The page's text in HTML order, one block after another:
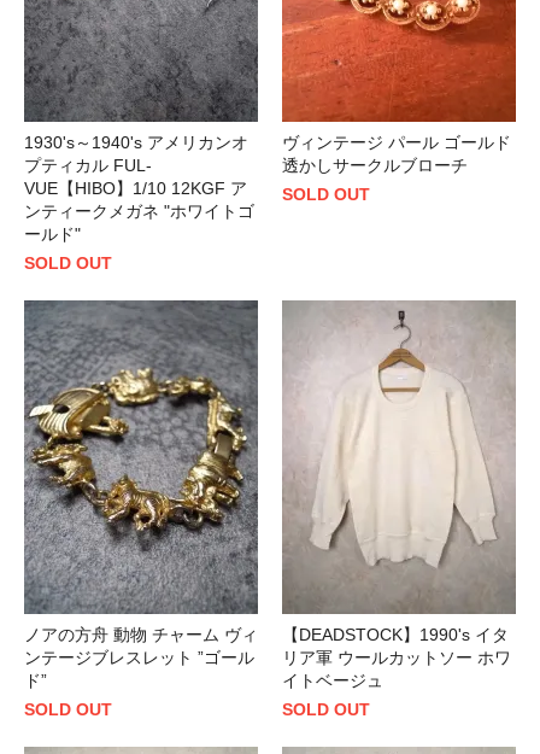
1930's～1940's アメリカンオ
プティカル FUL-
VUE【HIBO】1/10 12KGF ア
ンティークメガネ "ホワイトゴ
ールド"
SOLD OUT
ヴィンテージ パール ゴールド
透かしサークルブローチ
SOLD OUT
ノアの方舟 動物 チャーム ヴィ
ンテージブレスレット ”ゴール
ド”
SOLD OUT
【DEADSTOCK】1990's イタ
リア軍 ウールカットソー ホワ
イトベージュ
SOLD OUT